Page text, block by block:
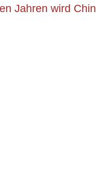
Jahren wird